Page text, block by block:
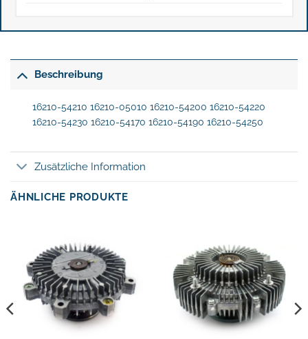
Beschreibung
16210-54210 16210-05010 16210-54200 16210-54220
16210-54230 16210-54170 16210-54190 16210-54250
Zusätzliche Information
ÄHNLICHE PRODUKTE